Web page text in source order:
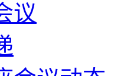
议